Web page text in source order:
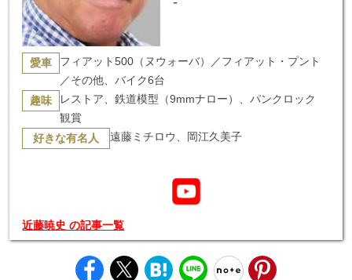
愛車
フィアット500（ヌウォーバ）／フィアット・プント
／その他、バイク6台
趣味
レストア、鉄道模型（9mmナロー）、パンクロック
観賞
好きな有名人 遠藤ミチロウ、岡江久美子
近藤暁史 の記事一覧